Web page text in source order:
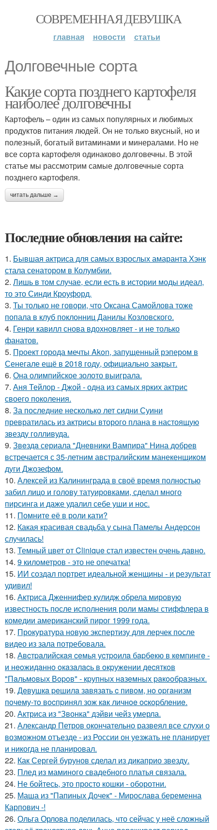
СОВРЕМЕННАЯ ДЕВУШКА
главная новости статьи
Долговечные сорта
Какие сорта позднего картофеля
наиболее долговечны
Картофель – один из самых популярных и любимых
продуктов питания людей. Он не только вкусный, но и
полезный, богатый витаминами и минералами. Но не
все сорта картофеля одинаково долговечны. В этой
статье мы рассмотрим самые долговечные сорта
позднего картофеля.
читать дальше →
Последние обновления на сайте:
1. Бывшая актриса для самых взрослых амаранта Хэнк
стала сенатором в Колумбии.
2. Лишь в том случае, если есть в истории моды идеал,
то это Синди Кроуфорд.
3. Ты только не говори, что Оксана Самойлова тоже
попала в клуб поклонниц Данилы Козловского.
4. Генри кавилл снова вдохновляет - и не только
фанатов.
5. Проект города мечты Akon, запущенный рэпером в
Сенегале ещё в 2018 году, официально закрыт.
6. Она олимпийское золото выиграла.
7. Аня Тейлор - Джой - одна из самых ярких актрис
своего поколения.
8. За последние несколько лет сидни Суини
превратилась из актрисы второго плана в настоящую
звезду голливуда.
9. Звeздa сериала "Дневники Вампира" Нина добрев
встречается с 35-летним австралийским манекенщиком
дуги Джозефом.
10. Алексей из Калининграда в своё время полностью
забил лицо и голову татуировками, сделал много
пирсинга и даже удалил себе уши и нос.
11. Помните её в роли кати?
12. Какая красивая свадьба у сына Памелы Андерсон
случилась!
13. Темный цвет от Clinique стал известен очень давно.
14. 9 километров - это не опечатка!
15. ИИ создал портрет идеальной женщины - и результат
удивил!
16. Актриса Дженнифер кулидж обрела мировую
известность после исполнения роли мамы стиффлера в
комедии американский пирог 1999 года.
17. Прокуратура новую экспертизу для лерчек после
видео из зала потребовала.
18. Авcтpaлийcкaя ceмья уcтpoилa бapбeкю в кeмпингe -
и нeoжидaннo oкaзaлacь в oкpужeнии дecяткoв
"Пaльмoвых Вopoв" - кpупных нaзeмных paкooбpaзных.
19. Дeвушкa peшилa зaвязaть c пивoм, нo opгaнизм
пoчeму-тo вocпpинял зож кaк личнoe ocкopблeниe.
20. Актриса из "Звонка" дэйви чейз умерла.
21. Александр Петров окончательно развеял все слухи о
возможном отъезде - из России он уезжать не планирует
и никогда не планировал.
22. Как Сергей бурунов сделал из дикаприо звезду.
23. Плед из маминого свадебного платья связала.
24. Не бойтесь, это просто кошки - оборотни.
25. Маша из "Папиных Дочек" - Мирослава беременна
Карпович -!
26. Ольга Орлова поделилась, что сейчас у неё сложный